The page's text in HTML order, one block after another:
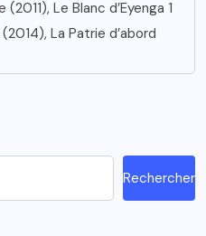
Le Blanc d’Eyenga 1
La Patrie d’abord
Rechercher